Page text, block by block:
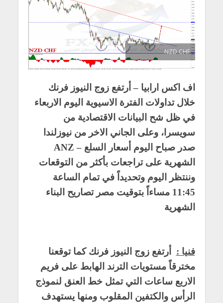
NZD CHF
اف اكس ارابيا – أرتفع زوج النيوز فرنك
خلال تداولات الفترة الاسيوية اليوم الاربعاء
في ظل شح البيانات الاقتصادية من
سويسرا، وعلى الجاني الاخر من نيوزلندا
صدر صباح اليوم أسعار السلع – ANZ
الشهرية على تراجعات بأكثر من التوقعات
وننتظر اليوم وتحديداً في تمام الساعة
11:45 مساءاً بتوقيت مصر تصاريح البناء
الشهرية
فنيا : أرتفع زوج النيوز فرنك كما توقعنا
مخترقاً مستويات الترند الهابط على فريم
الاربع ساعات التي تمثل خط العنق لنموذج
الرأس والكتفين المقلوب ومنها يستهدف